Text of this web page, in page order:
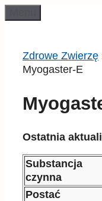
do
Zdrowe Zwierzę
Myogaster-E
Ostatnia
Substancja
czynna
Postać